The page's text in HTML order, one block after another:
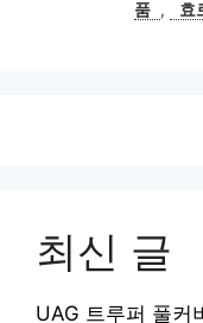
품 , 효
최신 글
UAG 트루퍼 풀커